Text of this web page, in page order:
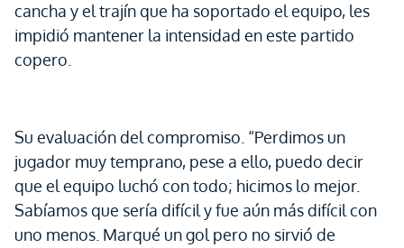
cancha y el trajín que ha soportado el equipo, les
impidió mantener la intensidad en este partido
copero.
Su evaluación del compromiso. “Perdimos un
jugador muy temprano, pese a ello, puedo decir
que el equipo luchó con todo; hicimos lo mejor.
Sabíamos que sería difícil y fue aún más difícil con
uno menos. Marqué un gol pero no sirvió de